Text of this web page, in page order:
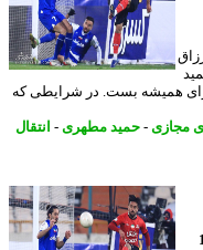
همیشه بست. در شرایطی که
- حمید مطهری- انتقال